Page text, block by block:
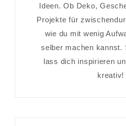
Ideen. Ob Deko,
Projekte für
wie du mit wenig
selber machen kannst.
lass dich inspirieren
kreativ!